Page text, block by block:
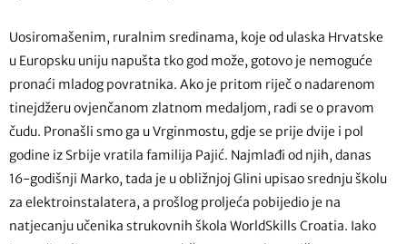
Uosiromašenim, ruralnim sredinama, koje od ulaska Hrvatske
u Europsku uniju napušta tko god može, gotovo je nemoguće
pronaći mladog povratnika. Ako je pritom riječ o nadarenom
tinejdžeru ovjenčanom zlatnom medaljom, radi se o pravom
čudu. Pronašli smo ga u Vrginmostu, gdje se prije dvije i pol
godine iz Srbije vratila familija Pajić. Najmlađi od njih, danas
16-godišnji Marko, tada je u obližnjoj Glini upisao srednju školu
za elektroinstalatera, a prošlog proljeća pobijedio je na
natjecanju učenika strukovnih škola WorldSkills Croatia. Iako